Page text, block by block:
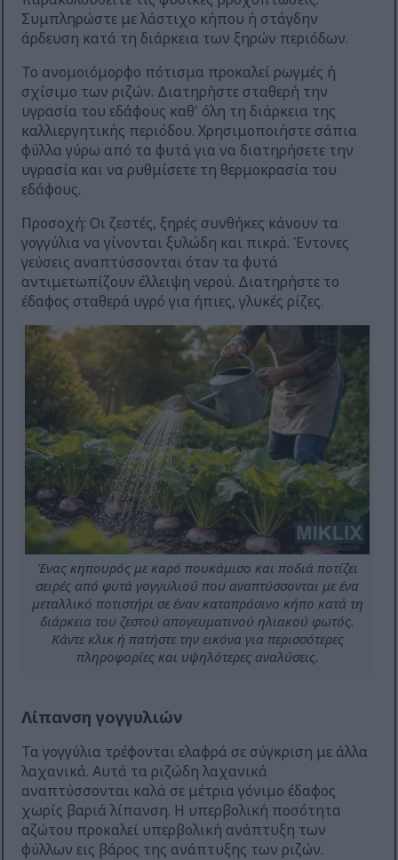
Συμπληρώστε με λάστιχο κήπου ή στάγδην
άρδευση κατά τη διάρκεια των ξηρών περιόδων.
Το ανομοιόμορφο πότισμα προκαλεί ρωγμές ή
σχίσιμο των ριζών. Διατηρήστε σταθερή την
υγρασία του εδάφους καθ' όλη τη διάρκεια της
καλλιεργητικής περιόδου. Χρησιμοποιήστε σάπια
φύλλα γύρω από τα φυτά για να διατηρήσετε την
υγρασία και να ρυθμίσετε τη θερμοκρασία του
εδάφους.
Προσοχή: Οι ζεστές, ξηρές συνθήκες κάνουν τα
γογγύλια να γίνονται ξυλώδη και πικρά. Έντονες
γεύσεις αναπτύσσονται όταν τα φυτά
αντιμετωπίζουν έλλειψη νερού. Διατηρήστε το
έδαφος σταθερά υγρό για ήπιες, γλυκές ρίζες.
Ένας κηπουρός με καρό πουκάμισο και ποδιά ποτίζει
σειρές από φυτά γογγυλιού που αναπτύσσονται με ένα
μεταλλικό ποτιστήρι σε έναν καταπράσινο κήπο κατά τη
διάρκεια του ζεστού απογευματινού ηλιακού φωτός.
Κάντε κλικ ή πατήστε την εικόνα για περισσότερες
πληροφορίες και υψηλότερες αναλύσεις.
Λίπανση γογγυλιών
Τα γογγύλια τρέφονται ελαφρά σε σύγκριση με άλλα
λαχανικά. Αυτά τα ριζώδη λαχανικά
αναπτύσσονται καλά σε μέτρια γόνιμο έδαφος
χωρίς βαριά λίπανση. Η υπερβολική ποσότητα
αζώτου προκαλεί υπερβολική ανάπτυξη των
φύλλων εις βάρος της ανάπτυξης των ριζών.